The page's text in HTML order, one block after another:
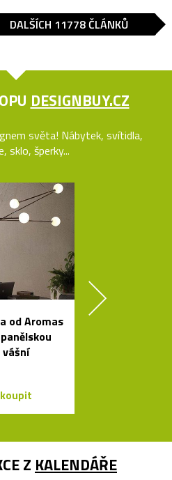
DALŠÍCH 11778 ČLÁNKŮ
DESIGNBUY.CZ
světa! Nábytek, svítidla,
sklo, šperky...
od Aromas
vášní
koupit
Z KALENDÁŘE